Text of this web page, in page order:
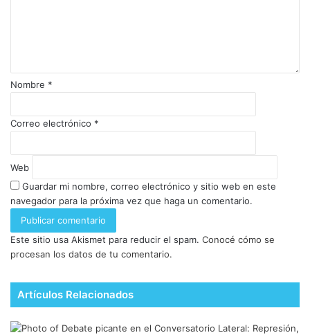
Nombre *
Correo electrónico *
Web
Guardar mi nombre, correo electrónico y sitio web en este
navegador para la próxima vez que haga un comentario.
Este sitio usa Akismet para reducir el spam. Conocé cómo se
procesan los datos de tu comentario.
Artículos Relacionados